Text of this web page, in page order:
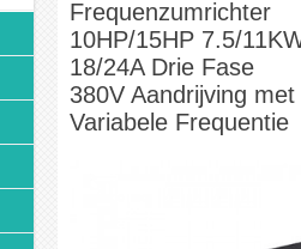
Frequenzumrichter
10HP/15HP 7.5/
18/24A Drie Fase
380V Aandrijving met
Variabele Frequentie